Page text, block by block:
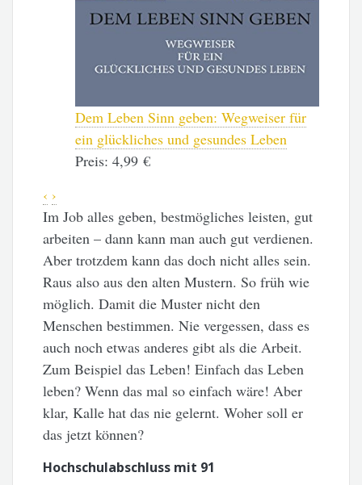
Dem Leben Sinn geben: Wegweiser für
ein glückliches und gesundes Leben
Preis:4,99 €
‹ ›
Im Job alles geben, bestmögliches leisten, gut
arbeiten – dann kann man auch gut verdienen.
Aber trotzdem kann das doch nicht alles sein.
Raus also aus den alten Mustern. So früh wie
möglich. Damit die Muster nicht den
Menschen bestimmen. Nie vergessen, dass es
auch noch etwas anderes gibt als die Arbeit.
Zum Beispiel das Leben! Einfach das Leben
leben? Wenn das mal so einfach wäre! Aber
klar, Kalle hat das nie gelernt. Woher soll er
das jetzt können?
Hochschulabschluss mit 91